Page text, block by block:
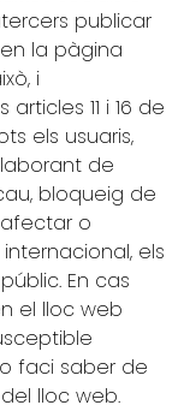
publicar
la pàgina
i
11 i 16 de
els usuaris,
de
bloqueig de
o
els
En cas
el lloc web
faci saber de
lloc web.